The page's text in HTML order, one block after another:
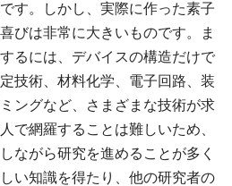
す。しかし、実際に作った素子
びは非常に大きいものです。ま
るには、デバイスの構造だけで
技術、材料化学、電子回路、装
ングなど、さまざまな技術が求
で網羅することは難しいため、
ながら研究を進めることが多く
い知識を得たり、他の研究者の